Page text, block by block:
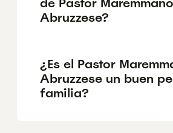
Abruzzese?
¿Es el Pastor
Abruzzese un buen
familia?